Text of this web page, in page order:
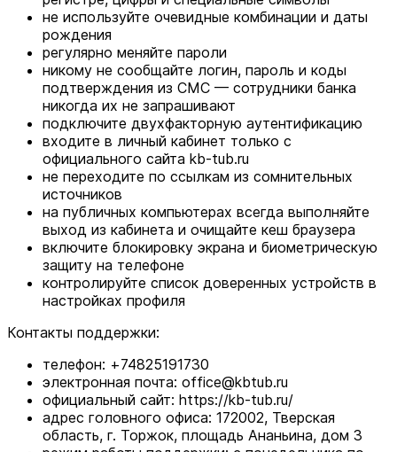
не используйте очевидные комбинации и даты
рождения
регулярно меняйте пароли
никому не сообщайте логин, пароль и коды
подтверждения из СМС — сотрудники банка
никогда их не запрашивают
подключите двухфакторную аутентификацию
входите в личный кабинет только с
официального сайта kb-tub.ru
не переходите по ссылкам из сомнительных
источников
на публичных компьютерах всегда выполняйте
выход из кабинета и очищайте кеш браузера
включите блокировку экрана и биометрическую
защиту на телефоне
контролируйте список доверенных устройств в
настройках профиля
Контакты поддержки:
телефон: +74825191730
электронная почта: office@kbtub.ru
официальный сайт: https://kb-tub.ru/
адрес головного офиса: 172002, Тверская
область, г. Торжок, площадь Ананьина, дом 3